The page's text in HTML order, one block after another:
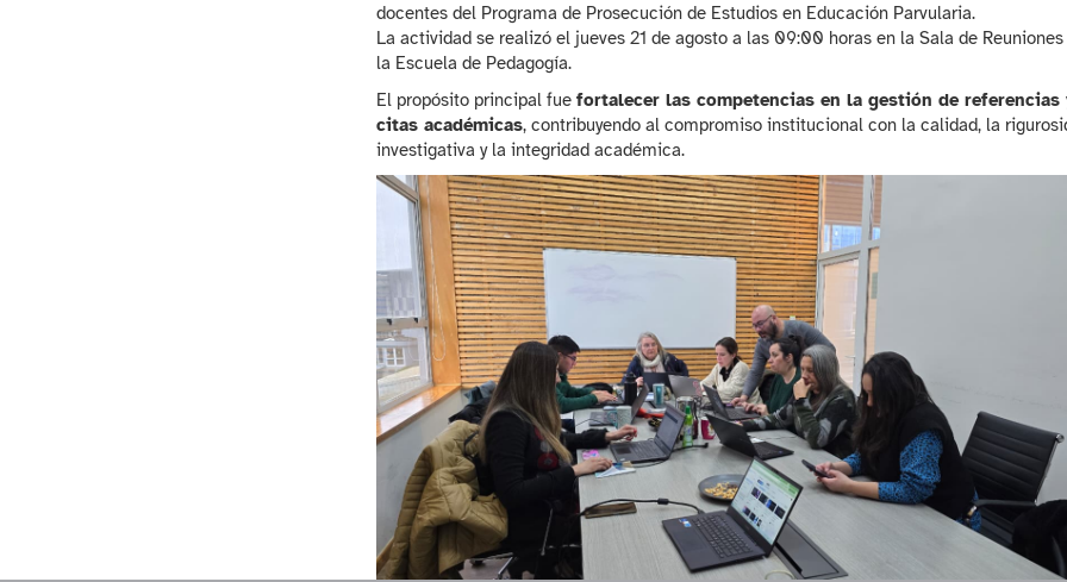
docentes del Programa de Prosecución de Estudios en Educación Parvularia.
La actividad se realizó el jueves 21 de agosto a las 09:00 horas en la Sala de Reuniones
la Escuela de Pedagogía.
El propósito principal fue fortalecer las competencias en la gestión de referencias
citas académicas, contribuyendo al compromiso institucional con la calidad, la
investigativa y la integridad académica.